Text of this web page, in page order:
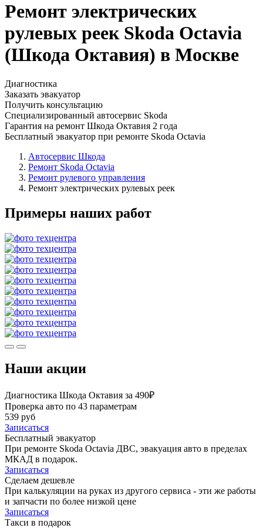
Ремонт электрических
рулевых реек Skoda Octavia
(Шкода Октавия) в Москве
Диагностика
Заказать эвакуатор
Получить консультацию
Специализированный автосервис Skoda
Гарантия на ремонт Шкода Октавия 2 года
Бесплатный эвакуатор при ремонте Skoda Octavia
Автосервис Шкода
Ремонт Skoda Octavia
Ремонт рулевого управления
Ремонт электрических рулевых реек
Примеры наших работ
Наши акции
Диагностика Шкода Октавия за 490₽
Проверка авто по 43 параметрам
539 руб
Записаться
Бесплатный эвакуатор
При ремонте Skoda Octavia ДВС, эвакуация авто в пределах
МКАД в подарок.
Записаться
Сделаем дешевле
При калькуляции на руках из другого сервиса - эти же работы
и запчасти по более низкой цене
Записаться
Такси в подарок